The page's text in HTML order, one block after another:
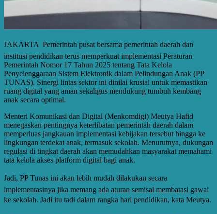
JAKARTA  Pemerintah pusat bersama pemerintah daerah dan
institusi pendidikan terus memperkuat implementasi Peraturan
Pemerintah Nomor 17 Tahun 2025 tentang Tata Kelola
Penyelenggaraan Sistem Elektronik dalam Pelindungan Anak (PP
TUNAS). Sinergi lintas sektor ini dinilai krusial untuk memastikan
ruang digital yang aman sekaligus mendukung tumbuh kembang
anak secara optimal.
Menteri Komunikasi dan Digital (Menkomdigi) Meutya Hafid
menegaskan pentingnya keterlibatan pemerintah daerah dalam
memperluas jangkauan implementasi kebijakan tersebut hingga ke
lingkungan terdekat anak, termasuk sekolah. Menurutnya, dukungan
regulasi di tingkat daerah akan memudahkan masyarakat memahami
tata kelola akses platform digital bagi anak.
Jadi, PP Tunas ini akan lebih mudah dilakukan secara
implementasinya jika memang ada aturan semisal membatasi gawai
ke sekolah. Jadi itu tadi dalam rangka hari pendidikan, kata Meutya.